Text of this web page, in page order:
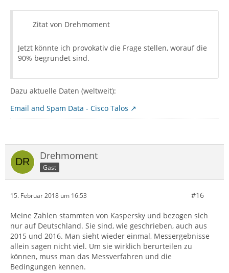
Zitat von Drehmoment
Jetzt könnte ich provokativ die Frage stellen, worauf die
90% begründet sind.
Dazu aktuelle Daten (weltweit):
Email and Spam Data - Cisco Talos
Drehmoment
Gast
15. Februar 2018 um 16:53 #16
Meine Zahlen stammten von Kaspersky und bezogen sich
nur auf Deutschland. Sie sind, wie geschrieben, auch aus
2015 und 2016. Man sieht wieder einmal, Messergebnisse
allein sagen nicht viel. Um sie wirklich berurteilen zu
können, muss man das Messverfahren und die
Bedingungen kennen.